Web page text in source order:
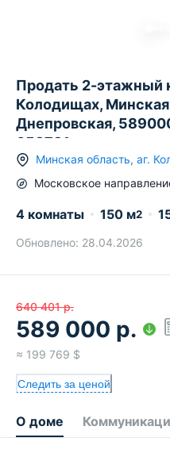
Продать 2-этажный
Колодищах, Минская
Днепровская,
658781
Минская область, аг.
Московское
4 комнаты 150 м2
Обновлено: 28.04.2026
640 401 р.
589 000 р.
≈ 199 769 $
Следить за ценой
О доме